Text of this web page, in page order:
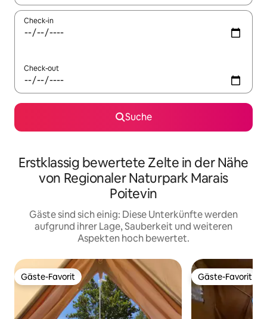
Check-in
Check-out
Suche
Erstklassig bewertete Zelte in der Nähe
von Regionaler Naturpark Marais
Poitevin
Gäste sind sich einig: Diese Unterkünfte werden
aufgrund ihrer Lage, Sauberkeit und weiteren
Aspekten hoch bewertet.
Gäste-Favorit
Gäste-Favorit Gäste-Favorit
Gäste-Favorit